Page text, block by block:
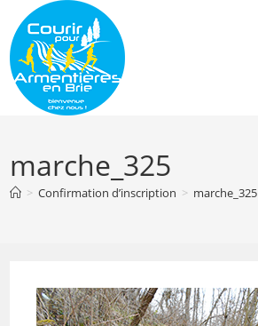
content
marche_325
> Confirmation d’inscription > marche_325